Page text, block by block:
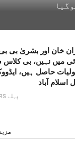
خان اور بشریٰ بی
میں نہیں، بی کلاس
حاصل ہیں،
اسلام آباد
18 HOURS پہلے